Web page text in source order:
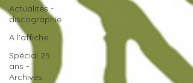
Actualités -
discographie
A l'affiche
Spécial 25
ans -
Archives